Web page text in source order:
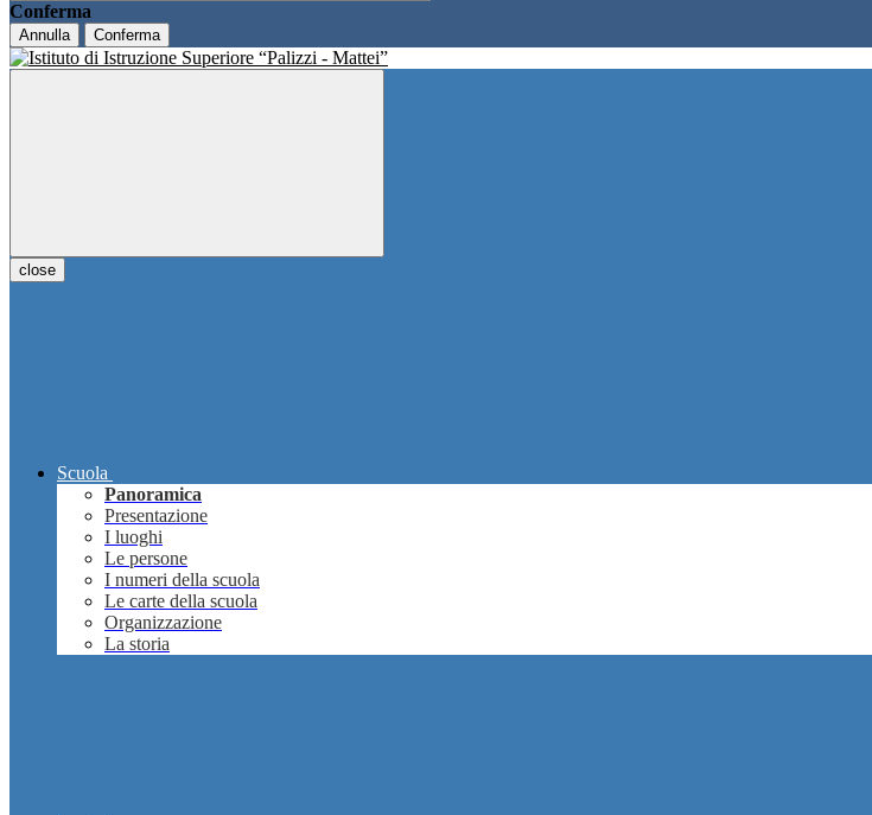
Conferma
Annulla Conferma
close
Scuola
Panoramica
Presentazione
I luoghi
Le persone
I numeri della scuola
Le carte della scuola
Organizzazione
La storia